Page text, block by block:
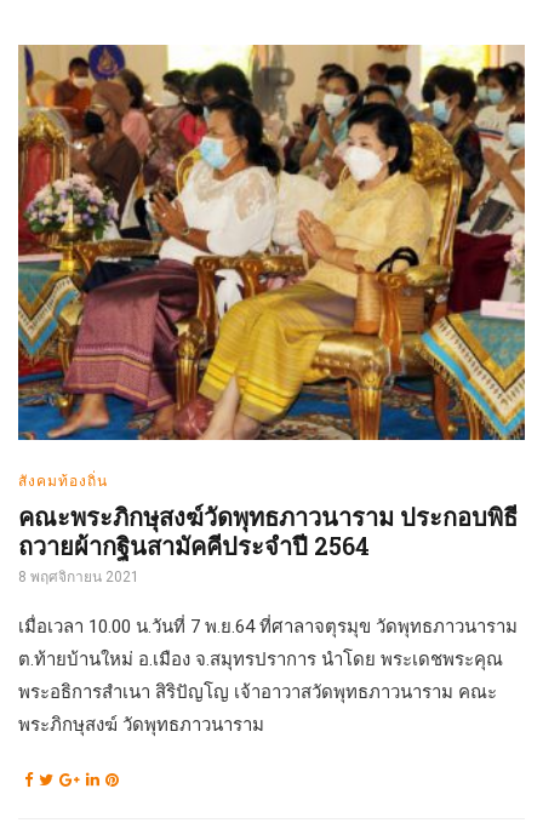
สังคมท้องถิ่น
คณะพระภิกษุสงฆ์วัดพุทธภาวนาราม ประกอบพิธี
ถวายผ้ากฐินสามัคคีประจำปี 2564
8 พฤศจิกายน 2021
เมื่อเวลา 10.00 น.วันที่ 7 พ.ย.64 ที่ศาลาจตุรมุข วัดพุทธภาวนาราม
ต.ท้ายบ้านใหม่ อ.เมือง จ.สมุทรปราการ นำโดย พระเดชพระคุณ
พระอธิการสำเนา สิริปัญโญ เจ้าอาวาสวัดพุทธภาวนาราม คณะ
พระภิกษุสงฆ์ วัดพุทธภาวนาราม